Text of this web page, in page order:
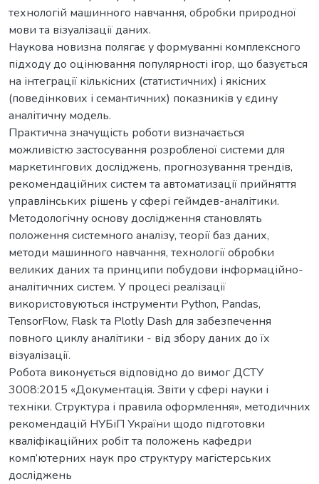
технологій машинного навчання, обробки природної
мови та візуалізації даних.
Наукова новизна полягає у формуванні комплексного
підходу до оцінювання популярності ігор, що базується
на інтеграції кількісних (статистичних) і якісних
(поведінкових і семантичних) показників у єдину
аналітичну модель.
Практична значущість роботи визначається
можливістю застосування розробленої системи для
маркетингових досліджень, прогнозування трендів,
рекомендаційних систем та автоматизації прийняття
управлінських рішень у сфері геймдев-аналітики.
Методологічну основу дослідження становлять
положення системного аналізу, теорії баз даних,
методи машинного навчання, технології обробки
великих даних та принципи побудови інформаційно-
аналітичних систем. У процесі реалізації
використовуються інструменти Python, Pandas,
TensorFlow, Flask та Plotly Dash для забезпечення
повного циклу аналітики - від збору даних до їх
візуалізації.
Робота виконується відповідно до вимог ДСТУ
3008:2015 «Документація. Звіти у сфері науки і
техніки. Структура і правила оформлення», методичних
рекомендацій НУБіП України щодо підготовки
кваліфікаційних робіт та положень кафедри
комп’ютерних наук про структуру магістерських
досліджень